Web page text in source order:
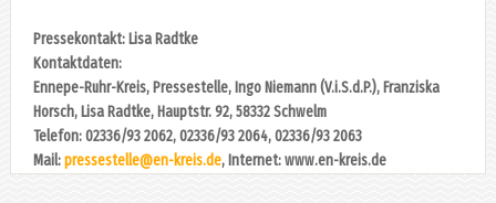
Pressekontakt: Lisa Radtke
Kontaktdaten:
Ennepe-Ruhr-Kreis, Pressestelle, Ingo Niemann (V.i.S.d.P.), Franziska
Horsch, Lisa Radtke, Hauptstr. 92, 58332 Schwelm
Telefon: 02336/93 2062, 02336/93 2064, 02336/93 2063
Mail:pressestelle@en-kreis.de, Internet: www.en-kreis.de